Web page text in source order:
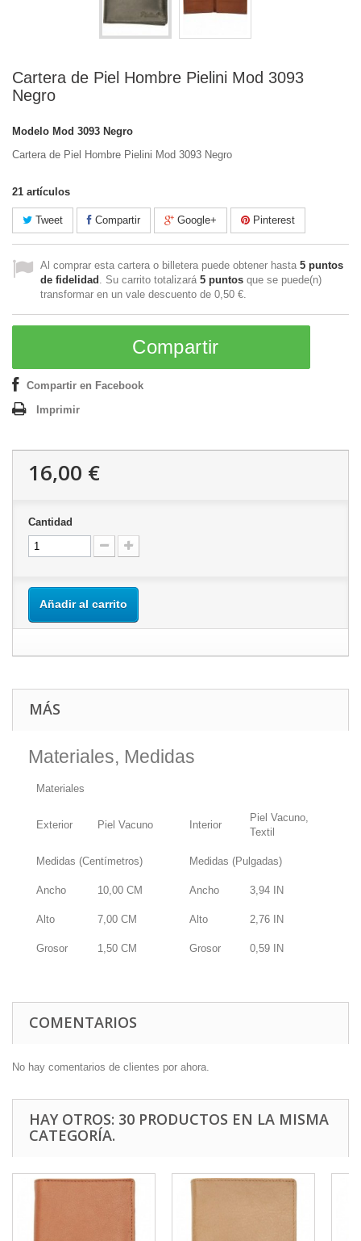
Cartera de Piel Hombre Pielini Mod 3093
Negro
Modelo Mod 3093 Negro
Cartera de Piel Hombre Pielini Mod 3093 Negro
21 artículos
Tweet Compartir Google+ Pinterest
Al comprar esta cartera o billetera puede obtener hasta 5 puntos
de fidelidad . Su carrito totalizará 5 puntos que se puede(n)
transformar en un vale descuento de 0,50 €.
Compartir
Compartir en Facebook
Imprimir
16,00 €
Cantidad
Añadir al carrito
MÁS
Materiales, Medidas
Materiales
Exterior Piel Vacuno Interior
Piel Vacuno,
Textil
Medidas (Centímetros) Medidas (Pulgadas)
Ancho 10,00 CM Ancho 3,94 IN
Alto 7,00 CM Alto 2,76 IN
Grosor 1,50 CM Grosor 0,59 IN
COMENTARIOS
No hay comentarios de clientes por ahora.
HAY OTROS: 30 PRODUCTOS EN LA MISMA
CATEGORÍA.